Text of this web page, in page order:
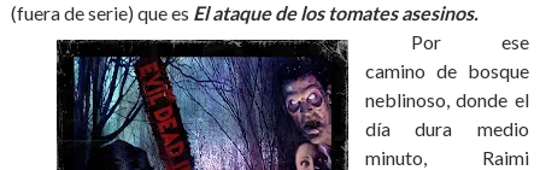
(fuera de serie) que es El ataque de los tomates asesinos.
Por ese
camino de bosque
neblinoso, donde el
día dura medio
minuto, Raimi